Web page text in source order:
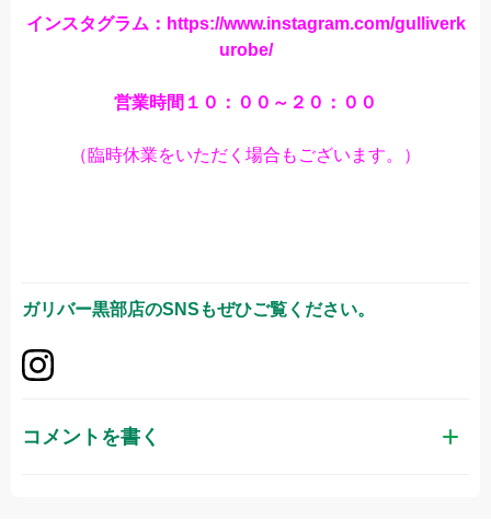
インスタグラム：https://www.instagram.com/gulliverk
urobe/
営業時間１０：００～２０：００
（臨時休業をいただく場合もございます。）
ガリバー黒部店のSNSもぜひご覧ください。
コメントを書く